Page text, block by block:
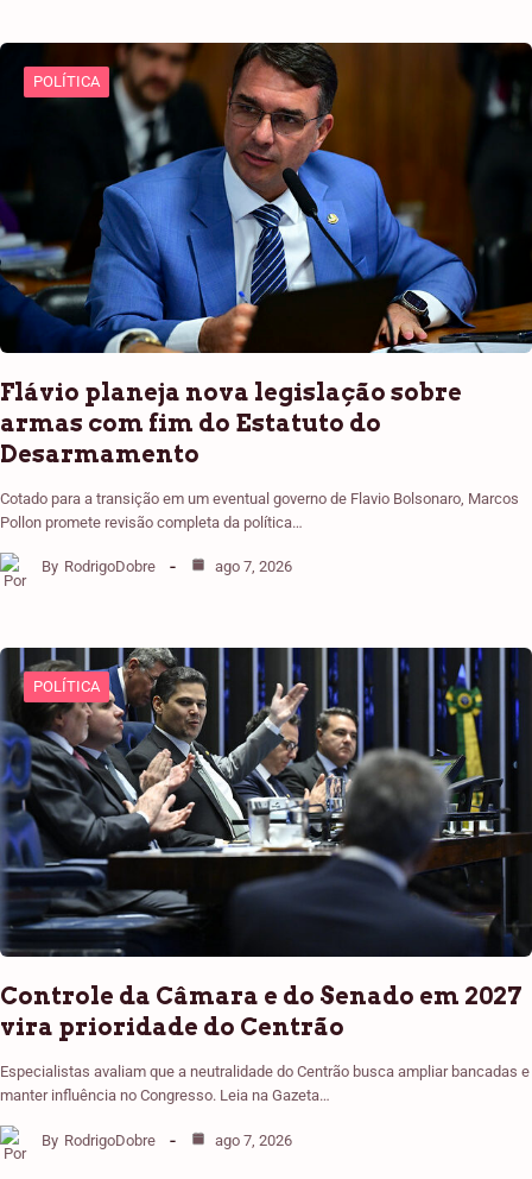
POLÍTICA
Flávio planeja nova legislação sobre
armas com fim do Estatuto do
Desarmamento
Cotado para a transição em um eventual governo de Flavio Bolsonaro, Marcos
Pollon promete revisão completa da política…
By RodrigoDobre ago 7, 2026
POLÍTICA
Controle da Câmara e do Senado em 2027
vira prioridade do Centrão
Especialistas avaliam que a neutralidade do Centrão busca ampliar bancadas e
manter influência no Congresso. Leia na Gazeta…
By RodrigoDobre ago 7, 2026